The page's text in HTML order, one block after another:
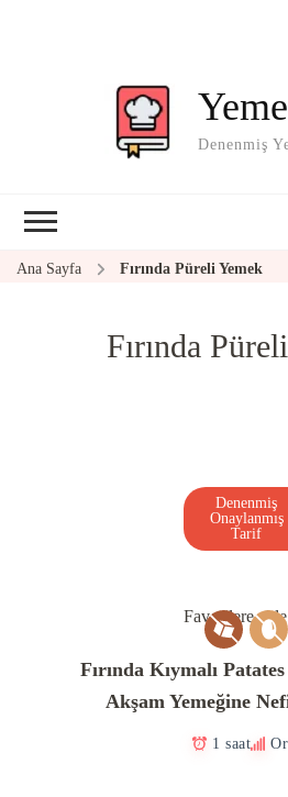
Denenmiş
Ana Sayfa Fırında Püreli Yemek
Fırında
Favorilere ekle
Denenmiş
Onaylanmış
Tarif
Fırında Kıymalı
Akşam Yemeğine
1 saat